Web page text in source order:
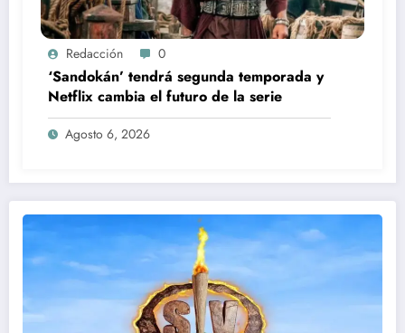
Redacción 0
‘Sandokán’ tendrá segunda temporada y
Netflix cambia el futuro de la serie
Agosto 6, 2026